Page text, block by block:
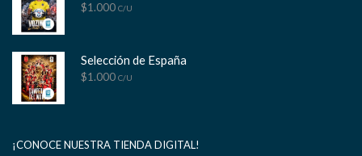
$1.000 C/U
Selección de España
$1.000 C/U
¡CONOCE NUESTRA TIENDA DIGITAL!